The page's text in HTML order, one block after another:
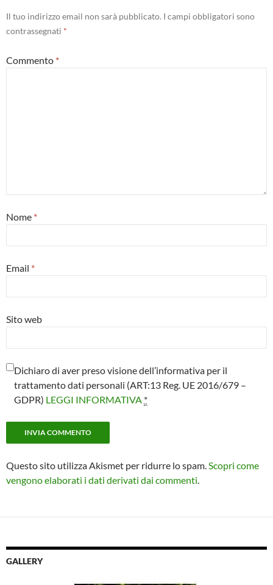
Il tuo indirizzo email non sarà pubblicato. I campi obbligatori sono
contrassegnati *
Commento *
Nome *
Email *
Sito web
Dichiaro di aver preso visione dell’informativa per il
trattamento dati personali (ART:13 Reg. UE 2016/679 –
GDPR) LEGGI INFORMATIVA *
Questo sito utilizza Akismet per ridurre lo spam.Scopri come
vengono elaborati i dati derivati dai commenti.
GALLERY